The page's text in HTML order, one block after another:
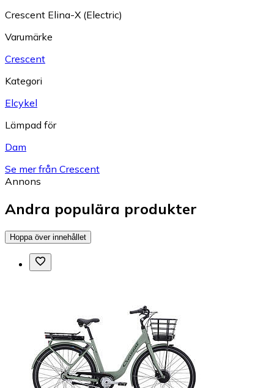
Crescent Elina-X (Electric)
Varumärke
Crescent
Kategori
Elcykel
Lämpad för
Dam
Se mer från Crescent
Annons
Andra populära produkter
Hoppa över innehållet